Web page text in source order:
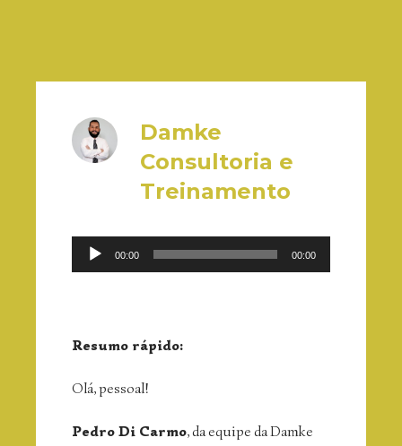
Damke
Consultoria e
Treinamento
Reprodutor
de
00:00 00:00
Resumo rápido:
Olá, pessoal!
Pedro Di Carmo, da equipe da Damke